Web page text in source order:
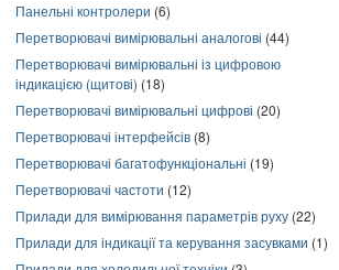
Панельні контролери (6)
Перетворювачі вимірювальні аналогові (44)
Перетворювачі вимірювальні із цифровою
індикацією (щитові) (18)
Перетворювачі вимірювальні цифрові (20)
Перетворювачі інтерфейсів (8)
Перетворювачі багатофункціональні (19)
Перетворювачі частоти (12)
Прилади для вимірювання параметрів руху (22)
Прилади для індикації та керування засувками (1)